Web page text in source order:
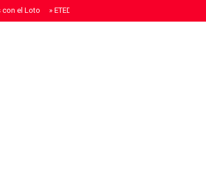
con el Loto » ETED realizará mantenimiento correctivo en